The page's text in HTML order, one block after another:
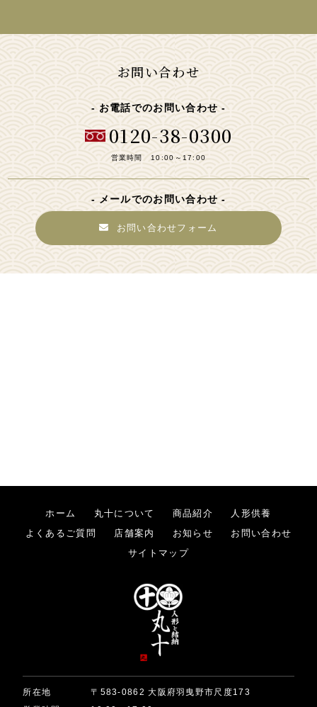
お問い合わせ
お電話でのお問い合わせ
0120-38-0300
営業時間 10:00～17:00
メールでのお問い合わせ
お問い合わせフォーム
ホーム 丸十について 商品紹介
人形供養
よくあるご質問
店舗案内 お知らせ
お問い合わせ
サイトマップ
所在地
〒583-0862 大阪府羽曳野市尺度173